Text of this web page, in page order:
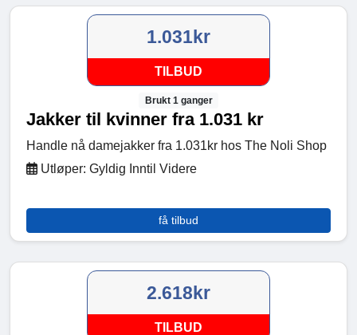
1.031kr
TILBUD
Brukt 1 ganger
Jakker til kvinner fra 1.031 kr
Handle nå damejakker fra 1.031kr hos The Noli Shop
Utløper: Gyldig Inntil Videre
få tilbud
2.618kr
TILBUD